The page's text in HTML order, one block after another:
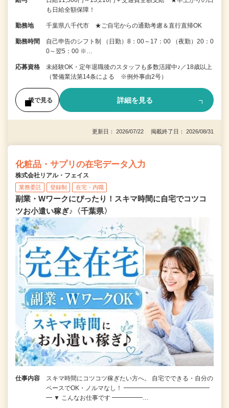
も日給全額保障！
勤務地 千葉県八千代市 ★ご自宅からの通勤考慮＆直行直帰OK
勤務時間
自己申告のシフト制 （日勤）8：00～17：00 （夜勤）20：0
0～翌5：00 ※…
応募資格
未経験OK・定年退職後のスタッフも多数活躍中♪／18歳以上
（警備業法第14条による ※例外事由2号）
後で見る 詳細を見る
更新日： 2026/07/22 掲載終了日： 2026/08/31
化粧品・サプリの在宅データ入力
株式会社リアル・フェイス
業務委託 登録制 在宅・内職
副業・Wワークにぴったり！スキマ時間に自宅でコツコ
ツお小遣い稼ぎ♪〈千葉県〉
仕事内容
スキマ時間にコツコツ稼ぎたい方へ。 自宅でできる・自分の
ペースでOK・ノルマなし！ ━━━━━━━━━━━━━━
━ ▼ こんなお仕事です ━━━━━…